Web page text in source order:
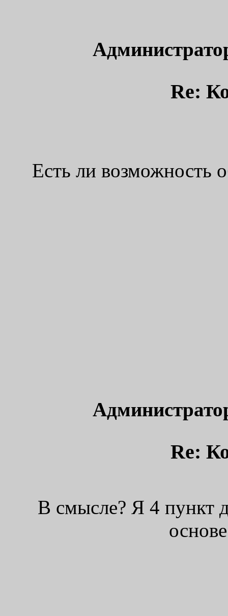
Re:
Есть ли возможность
Re:
В смысле? Я 4 пункт